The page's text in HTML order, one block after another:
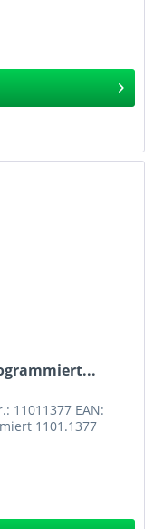
11011377 EAN:
1101.1377